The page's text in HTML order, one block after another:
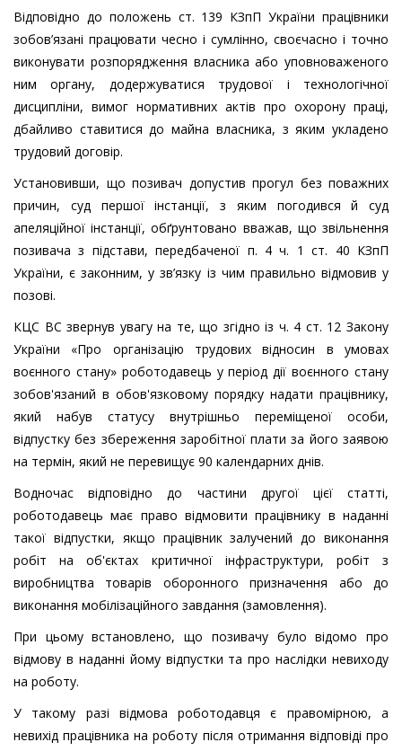
Відповідно до положень ст. 139 КЗпП України працівники
зобов’язані працювати чесно і сумлінно, своєчасно і точно
виконувати розпорядження власника або уповноваженого
ним органу, додержуватися трудової і технологічної
дисципліни, вимог нормативних актів про охорону праці,
дбайливо ставитися до майна власника, з яким укладено
трудовий договір.
Установивши, що позивач допустив прогул без поважних
причин, суд першої інстанції, з яким погодився й суд
апеляційної інстанції, обґрунтовано вважав, що звільнення
позивача з підстави, передбаченої п. 4 ч. 1 ст. 40 КЗпП
України, є законним, у зв’язку із чим правильно відмовив у
позові.
КЦС ВС звернув увагу на те, що згідно із ч. 4 ст. 12 Закону
України «Про організацію трудових відносин в умовах
воєнного стану» роботодавець у період дії воєнного стану
зобов'язаний в обов'язковому порядку надати працівнику,
який набув статусу внутрішньо переміщеної особи,
відпустку без збереження заробітної плати за його заявою
на термін, який не перевищує 90 календарних днів.
Водночас відповідно до частини другої цієї статті,
роботодавець має право відмовити працівнику в наданні
такої відпустки, якщо працівник залучений до виконання
робіт на об'єктах критичної інфраструктури, робіт з
виробництва товарів оборонного призначення або до
виконання мобілізаційного завдання (замовлення).
При цьому встановлено, що позивачу було відомо про
відмову в наданні йому відпустки та про наслідки невиходу
на роботу.
У такому разі відмова роботодавця є правомірною, а
невихід працівника на роботу після отримання відповіді про